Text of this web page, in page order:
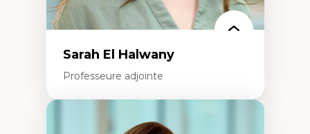
Sarah El Halwany
Professeure adjointe